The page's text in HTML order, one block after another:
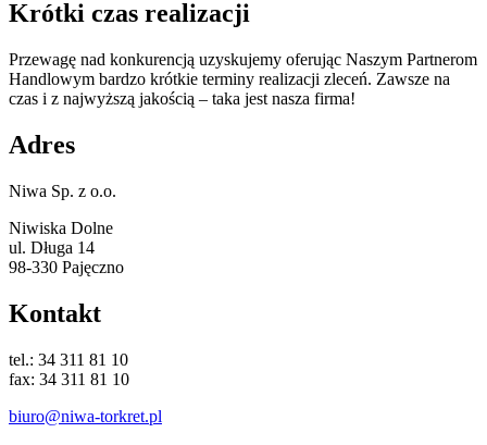
Krótki czas realizacji
Przewagę nad konkurencją uzyskujemy oferując Naszym Partnerom
Handlowym bardzo krótkie terminy realizacji zleceń. Zawsze na
czas i z najwyższą jakością – taka jest nasza firma!
Adres
Niwa Sp. z o.o.
Niwiska Dolne
ul. Długa 14
98-330 Pajęczno
Kontakt
tel.: 34 311 81 10
fax: 34 311 81 10
biuro@niwa-torkret.pl